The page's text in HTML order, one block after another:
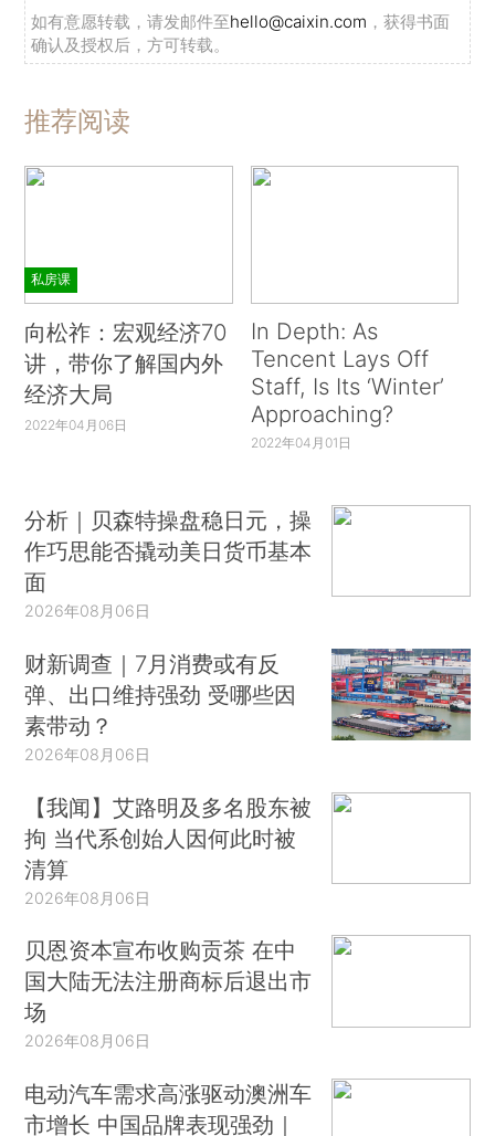
如有意愿转载，请发邮件至hello@caixin.com ，获得书面
确认及授权后，方可转载。
推荐阅读
私房课
向松祚：宏观经济70
讲，带你了解国内外
经济大局
2022年04月06日
In Depth: As
Tencent Lays Off
Staff, Is Its ‘Winter’
Approaching?
2022年04月01日
分析｜贝森特操盘稳日元，操
作巧思能否撬动美日货币基本
面
2026年08月06日
财新调查｜7月消费或有反
弹、出口维持强劲 受哪些因
素带动？
2026年08月06日
【我闻】艾路明及多名股东被
拘 当代系创始人因何此时被
清算
2026年08月06日
贝恩资本宣布收购贡茶 在中
国大陆无法注册商标后退出市
场
2026年08月06日
电动汽车需求高涨驱动澳洲车
市增长 中国品牌表现强劲｜